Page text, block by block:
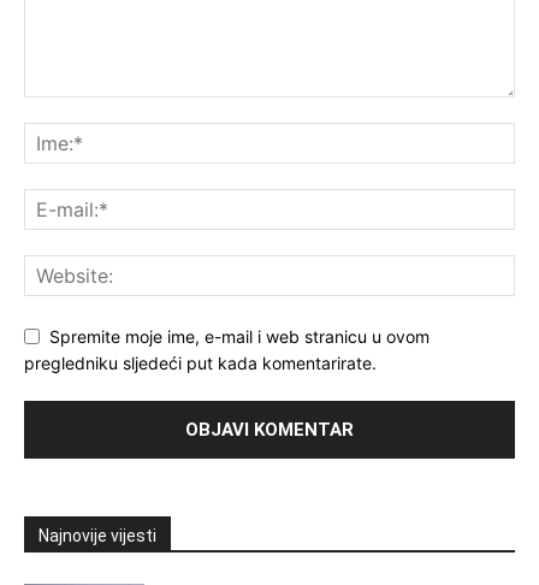
Spremite moje ime, e-mail i web stranicu u ovom
pregledniku sljedeći put kada komentarirate.
Najnovije vijesti